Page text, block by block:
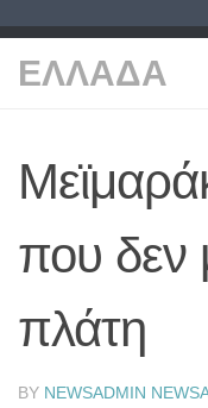
ΕΛΛΑΔΑ
που δεν
πλάτη
BY NEWSADMIN